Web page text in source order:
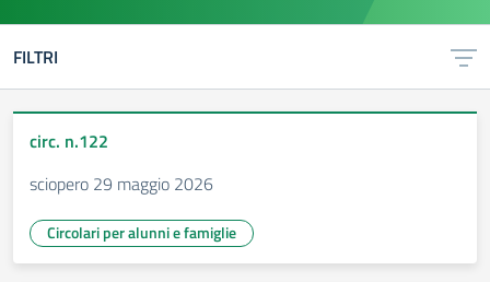
FILTRI
circ. n.122
sciopero 29 maggio 2026
Circolari per alunni e famiglie